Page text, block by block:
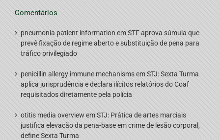
Comentários
pneumonia patient information emSTF aprova súmula que
prevê fixação de regime aberto e substituição de pena para
tráfico privilegiado
penicillin allergy immune mechanismsemSTJ: Sexta Turma
aplica jurisprudência e declara ilícitos relatórios do Coaf
requisitados diretamente pela polícia
otitis media overview emSTJ: Prática de artes marciais
justifica elevação da pena-base em crime de lesão corporal,
define Sexta Turma